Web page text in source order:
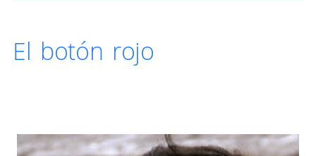
El botón rojo